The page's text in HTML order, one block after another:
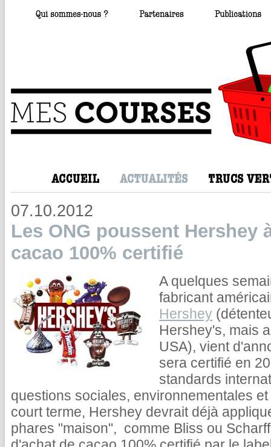
07.10.2012
Les ONG poussent Hershey
cacao 100% certifié
A quelques
fabricant
Hershey
Hershey's, mais
USA), vient
sera certifié en
standards
questions sociales, environnementales
court terme, Hershey devrait déjà
phares "maison", comme Bliss ou